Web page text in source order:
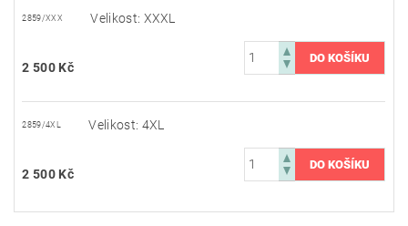
2859/XXX Velikost: XXXL
2 500 Kč
2859/4XL Velikost: 4XL
2 500 Kč